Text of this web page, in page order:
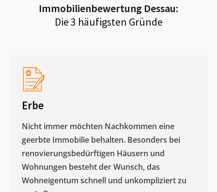
Immobilienbewertung Dessau:
Die 3 häufigsten Gründe
Erbe
Nicht immer möchten Nachkommen eine
geerbte Immobilie behalten. Besonders bei
renovierungsbedürftigen Häusern und
Wohnungen besteht der Wunsch, das
Wohneigentum schnell und unkompliziert zu